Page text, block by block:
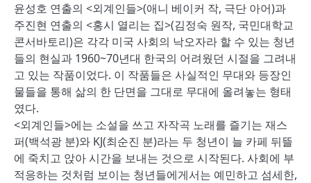
윤성호 연출의 <외계인들>(애니 베이커 작, 극단 아어)과
주진현 연출의 <홍시 열리는 집>(김정숙 원작, 국민대학교
콘서바토리)은 각각 미국 사회의 낙오자라 할 수 있는 청년
들의 현실과 1960~70년대 한국의 어려웠던 시절을 그려내
고 있는 작품이었다. 이 작품들은 사실적인 무대와 등장인
물들을 통해 삶의 한 단면을 그대로 무대에 올려놓는 형태
였다.
<외계인들>에는 소설을 쓰고 자작곡 노래를 즐기는 재스
퍼(백석광 분)와 KJ(최순진 분)라는 두 청년이 늘 카페 뒤뜰
에 죽치고 앉아 시간을 보내는 것으로 시작된다. 사회에 부
적응하는 것처럼 보이는 청년들에게서는 예민하고 섬세한,